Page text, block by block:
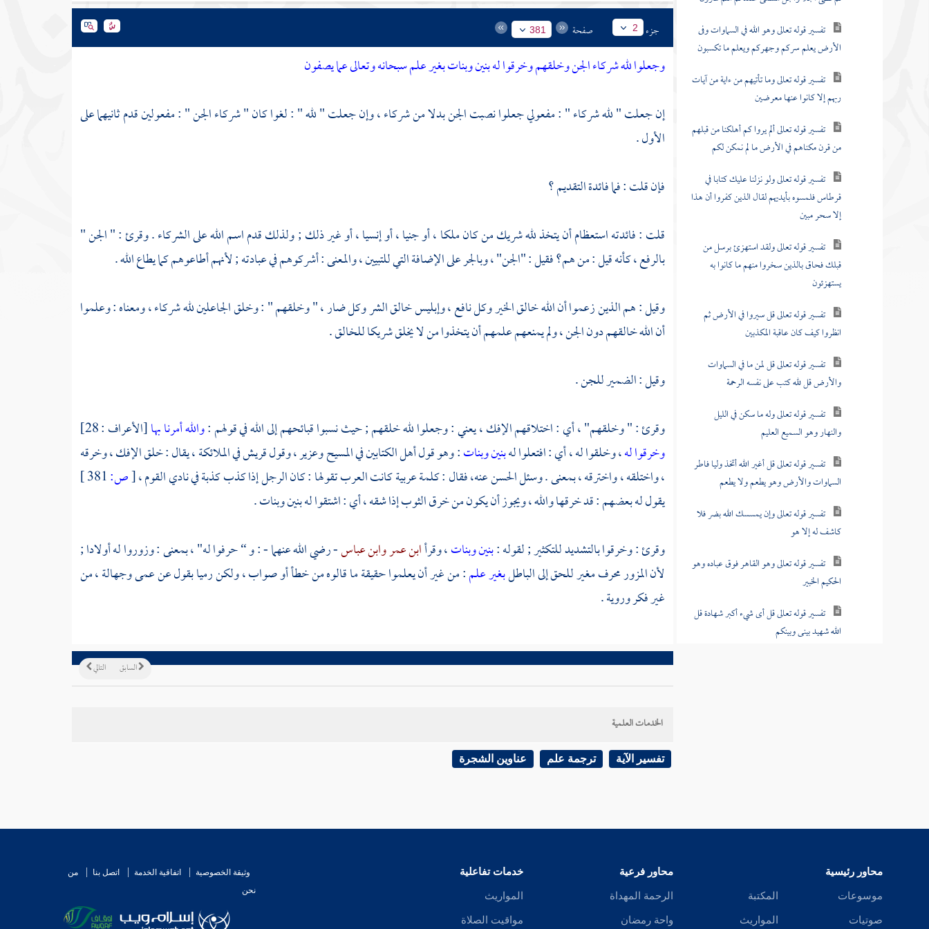
تفسير قوله تعالى وهو الله في السماوات وفى
الأرض يعلم سركم وجهركم ويعلم ما تكسبون
تفسير قوله تعالى وما تأتيهم من ءاية من آيات
ربهم إلا كانوا عنها معرضين
تفسير قوله تعالى ألم يروا كم أهلكنا من قبلهم
من قرن مكناهم في الأرض ما لم نمكن لكم
تفسير قوله تعالى ولو نزلنا عليك كتابا في
قرطاس فلمسوه بأيديهم لقال الذين كفروا أن هذا
إلا سحر مبين
تفسير قوله تعالى ولقد استهزئ برسل من
قبلك فحاق بالذين سخروا منهم ما كانوا به
يستهزئون
تفسير قوله تعالى قل سيروا في الأرض ثم
انظروا كيف كان عاقبة المكذبين
تفسير قوله تعالى قل لمن ما في السماوات
والأرض قل لله كتب على نفسه الرحمة
تفسير قوله تعالى وله ما سكن في الليل
والنهار وهو السميع العليم
تفسير قوله تعالى قل أغير الله أتخذ وليا فاطر
السماوات والأرض وهو يطعم ولا يطعم
تفسير قوله تعالى وإن يمسسك الله بضر فلا
كاشف له إلا هو
تفسير قوله تعالى وهو القاهر فوق عباده وهو
الحكيم الخبير
تفسير قوله تعالى قل أى شيء أكبر شهادة قل
الله شهيد بينى وبينكم
تفسير قوله تعالى ولو ترى إذ وقفوا على النار
الدنيا وما نحن بمبعوثين
جزء 2 صفحة 381
وجعلوا لله شركاء الجن وخلقهم وخرقوا له بنين وبنات بغير علم سبحانه وتعالى عما يصفون
إن جعلت " لله شركاء " : مفعولي جعلوا نصبت الجن بدلا من شركاء ، وإن جعلت " لله " : لغوا كان " شركاء الجن " : مفعولين قدم ثانيهما على
الأول .
فإن قلت : فما فائدة التقديم ؟
قلت : فائدته استعظام أن يتخذ لله شريك من كان ملكا ، أو جنيا ، أو إنسيا ، أو غير ذلك ; ولذلك قدم اسم الله على الشركاء . وقرئ : " الجن "
بالرفع ، كأنه قيل : من هم؟ فقيل : "الجن" ، وبالجر على الإضافة التي للتبيين ، والمعنى : أشركوهم في عبادته ; لأنهم أطاعوهم كما يطاع الله .
وقيل : هم الذين زعموا أن الله خالق الخير وكل نافع ، وإبليس خالق الشر وكل ضار ، " وخلقهم " : وخلق الجاعلين لله شركاء ، ومعناه : وعلموا
أن الله خالقهم دون الجن ، ولم يمنعهم علمهم أن يتخذوا من لا يخلق شريكا للخالق .
وقيل : الضمير للجن .
وقرئ : " وخلقهم" ، أي : اختلاقهم الإفك ، يعني : وجعلوا لله خلقهم ; حيث نسبوا قبائحهم إلى الله في قولهم :والله أمرنا بها[الأعراف : 28]
وخرقوا له، وخلقوا له ، أي : افتعلوا لهبنين وبنات: وهو قول أهل الكتابين فيالمسيحوعزير ، وقول قريش في الملائكة ، يقال : خلق الإفك ، وخرقه
، واختلقه ، واخترقه ، بمعنى . وسئل الحسن عنه، فقال : كلمة عربية كانت العرب تقولها : كان الرجل إذا كذب كذبة في نادي القوم ،[ص:
يقول له بعضهم : قد خرقها والله ، ويجوز أن يكون من خرق الثوب إذا شقه ، أي : اشتقوا له بنين وبنات .
وقرئ : وخرقوا بالتشديد للتكثير ; لقوله :بنين وبنات، وقرأابن عمروابن عباس- رضي الله عنهما - : و “ حرفوا له" ، بمعنى : وزوروا له أولادا ;
لأن المزور محرف مغير للحق إلى الباطلبغير علم: من غير أن يعلموا حقيقة ما قالوه من خطأ أو صواب ، ولكن رميا بقول عن عمى وجهالة ، من
غير فكر وروية .
التالي السابق
الخدمات العلمية
تفسير الآية ترجمة علم عناوين الشجرة
محاور رئيسية
موسوعات
صوتيات
المكتبة
المواريث
محاور فرعية
الرحمة المهداة
واحة رمضان
خدمات تفاعلية
المواريث
مواقيت الصلاة
وثيقة الخصوصية اتفاقية الخدمة اتصل بنا
من
نحن